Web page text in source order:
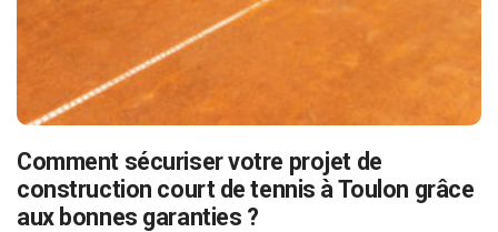
Comment sécuriser votre projet de
construction court de tennis à Toulon grâce
aux bonnes garanties ?